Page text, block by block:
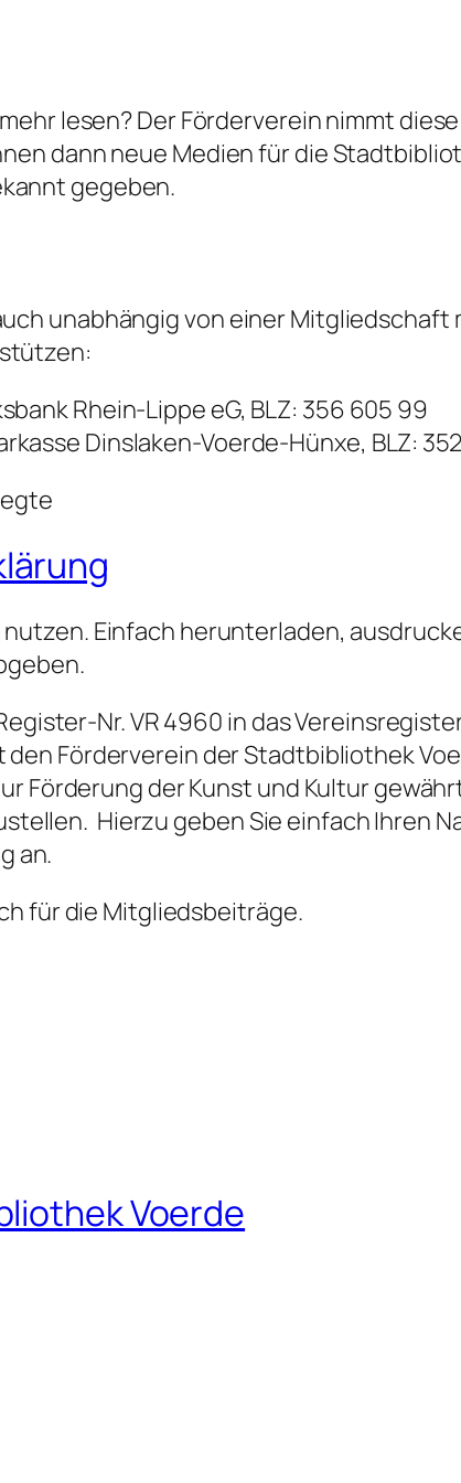
lesen? Der Förderverein nimmt
dann neue Medien für die
gegeben.
unabhängig von einer
Rhein-Lippe eG, BLZ: 356 605 99
Dinslaken-Voerde-Hünxe, BLZ:
Einfach herunterladen,
Register-Nr. VR 4960 in das
den Förderverein der Stadtbibliothek
Förderung der Kunst und Kultur
Hierzu geben Sie einfach Ihren
an.
für die Mitgliedsbeiträge.
Voerde